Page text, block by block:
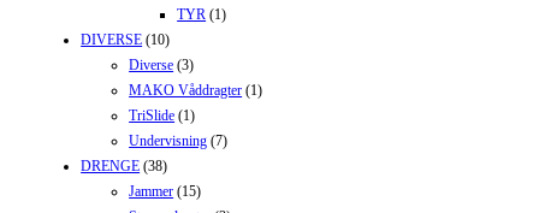
TYR (1)
DIVERSE (10)
Diverse (3)
MAKO Våddragter (1)
TriSlide (1)
Undervisning (7)
DRENGE (38)
Jammer (15)